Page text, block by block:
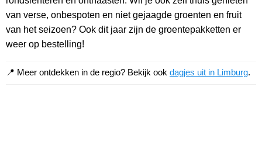
van verse, onbespoten en niet gejaagde groenten en fruit
van het seizoen? Ook dit jaar zijn de groentepakketten er
weer op bestelling!
📍 Meer ontdekken in de regio? Bekijk ook dagjes uit in Limburg.